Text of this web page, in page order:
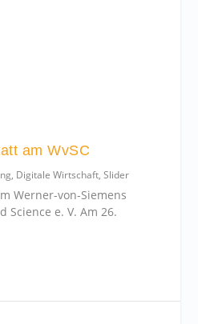
am WvSC
, Digitale Wirtschaft,Slider
Werner-von-Siemens
Science e. V. Am 26.